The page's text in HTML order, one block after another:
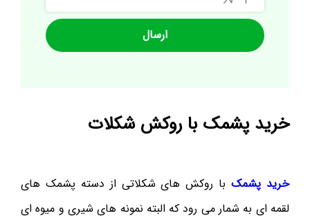
خرید پشمک با روکش شکلات
خرید پشمکبا روکش های شکلاتی از دسته پشمک های
لقمه ای به شمار می رود که البته نمونه های شیری و میوه ای